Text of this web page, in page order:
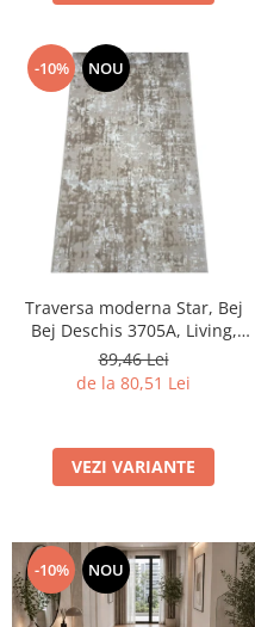
-10% NOU
Traversa moderna Star, Bej
Bej Deschis 3705A, Living,
Dormitor, Hol, 80 x 250 cm
89,46 Lei
de la 80,51 Lei
VEZI VARIANTE
-10% NOU